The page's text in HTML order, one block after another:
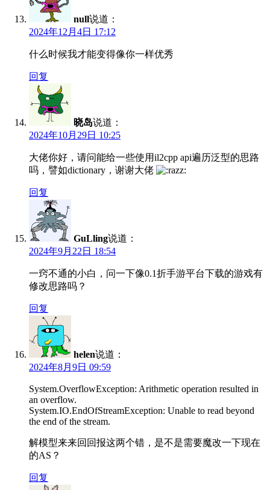
null说道：
2024年12月4日 17:12
什么时候我才能变得像你一样优秀
回复
晓岛说道：
2024年10月29日 10:25
大佬你好，请问能给一些使用il2cpp api遍历泛型的思路
吗，譬如dictionary，谢谢大佬
回复
GuLling说道：
2024年9月22日 18:54
一窍不通的小白，问一下像0.1折手游平台下载的游戏有
修改思路吗？
回复
helen说道：
2024年8月9日 09:59
System.OverflowException: Arithmetic operation resulted in
an overflow.
System.IO.EndOfStreamException: Unable to read beyond
the end of the stream.
解模型来来回回报这两个错，是不是需要魔改一下现在
的AS？
回复